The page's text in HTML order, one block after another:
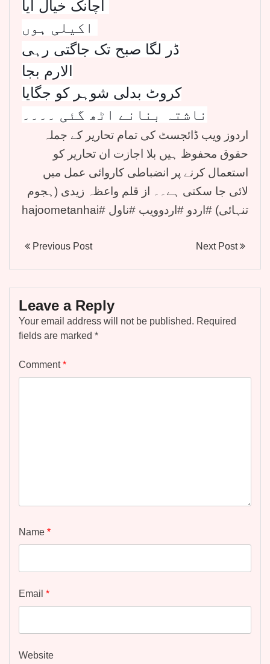
ڈر لگا صبح تک جاگتی رہی
الارم بجا
کروٹ بدلی شوہر کو جگایا
ناشتہ بنانے اٹھ گئی ۔۔۔۔
اردوز ویب ڈائجسٹ کی تمام تحاریر کے جملہ
حقوق محفوظ ہیں بلا اجازت ان تحاریر کو
استعمال کرنے پر انضباطی کاروائی عمل میں
لائی جا سکتی ہے۔۔ از قلم واعظہ زیدی (ہجوم
تنہائی) #اردو #اردوویب #ناول #hajoometanhai
Previous Post Next Post
Leave a Reply
Your email address will not be published. Required
fields are marked *
Comment*
Name *
Email *
Website